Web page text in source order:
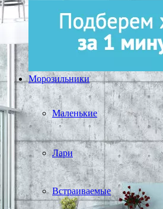
Морозильники
Маленькие
Лари
Встраиваемые